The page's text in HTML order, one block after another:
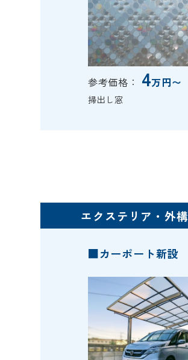
参考価格： 4万円〜
掃出し窓
エクステリア・外構
■カーポート新設